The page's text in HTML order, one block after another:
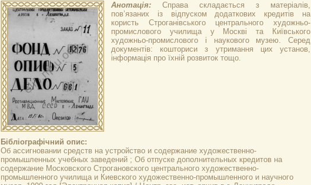
Анотація: Справа складається з матеріалів,
пов’язаних із відпуском додаткових кредитів на
користь Строганівського центрального художньо-
промислового училища у Москві та Київського
художньо-промислового і наукового музею. Серед
документів: кошториси з утримання цих установ,
інформація про їхній розвиток тощо.
Бібліографічний опис:
Об ассигновании средств на устройство и содержание художественно-
промышленных учебных заведений ; Об отпуске дополнительных кредитов на
содержание Московского Строгановского центрального художественно-
промышленного училища и Киевского художественно-промышленного и научного